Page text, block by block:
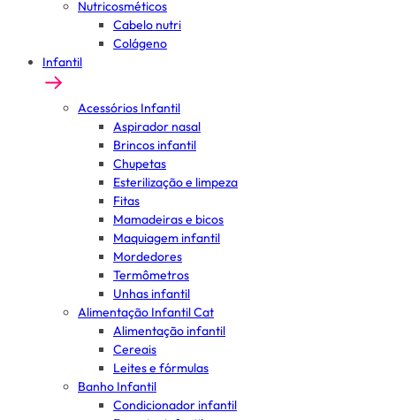
Nutricosméticos
Cabelo nutri
Colágeno
Infantil
Acessórios Infantil
Aspirador nasal
Brincos infantil
Chupetas
Esterilização e limpeza
Fitas
Mamadeiras e bicos
Maquiagem infantil
Mordedores
Termômetros
Unhas infantil
Alimentação Infantil Cat
Alimentação infantil
Cereais
Leites e fórmulas
Banho Infantil
Condicionador infantil